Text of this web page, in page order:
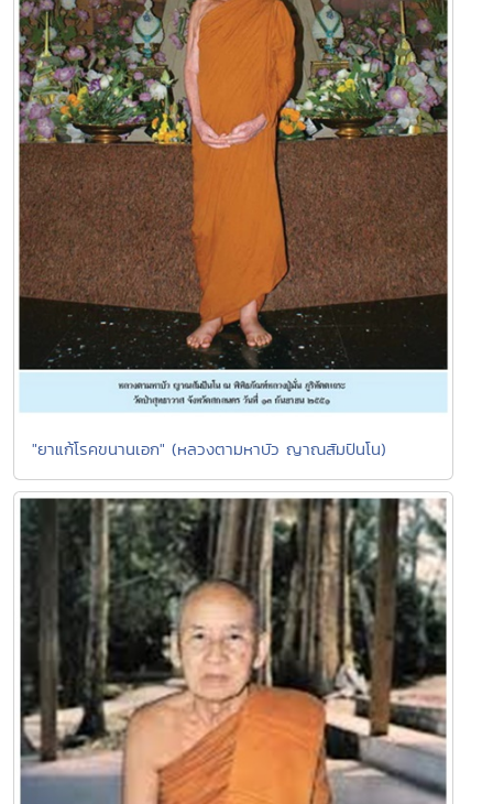
"ยาแก้โรคขนานเอก" (หลวงตามหาบัว ญาณสัมปันโน)